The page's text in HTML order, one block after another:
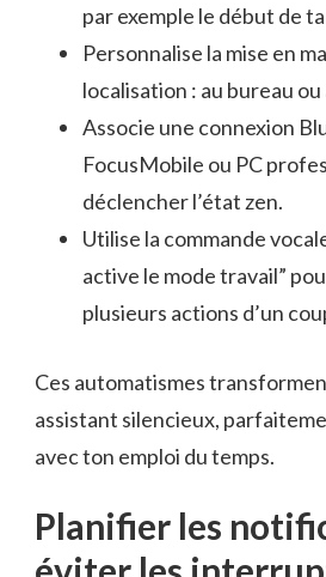
par exemple le début de
Personnalise la mise en
localisation : au bureau ou
Associe une connexion
FocusMobile ou PC
déclencher l’état zen.
Utilise la commande
active le mode travail”
plusieurs actions d’un
Ces automatismes
assistant silencieux,
avec ton emploi du temps.
Planifier les